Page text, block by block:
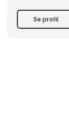
Se profil